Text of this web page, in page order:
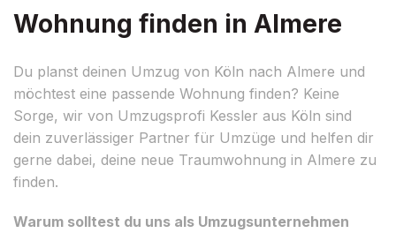
Wohnung finden in Almere
Du planst deinen Umzug von Köln nach Almere und
möchtest eine passende Wohnung finden? Keine
Sorge, wir von Umzugsprofi Kessler aus Köln sind
dein zuverlässiger Partner für Umzüge und helfen dir
gerne dabei, deine neue Traumwohnung in Almere zu
finden.
Warum solltest du uns als Umzugsunternehmen